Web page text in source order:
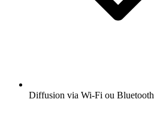
Diffusion via Wi-Fi ou Bluetooth